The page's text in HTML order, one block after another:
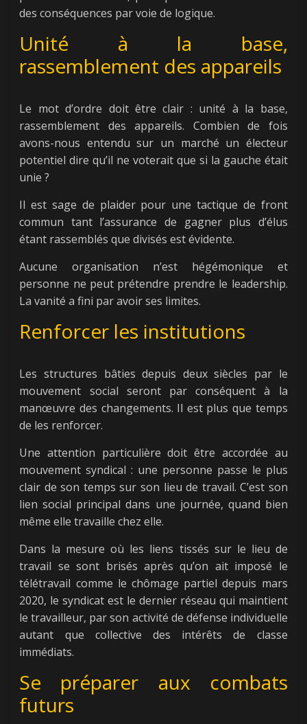
des conséquences par voie de logique.
Unité à la base,
rassemblement des appareils
Le mot d’ordre doit être clair : unité à la base,
rassemblement des appareils. Combien de fois
avons-nous entendu sur un marché un électeur
potentiel dire qu’il ne voterait que si la gauche était
unie ?
Il est sage de plaider pour une tactique de front
commun tant l’assurance de gagner plus d’élus
étant rassemblés que divisés est évidente.
Aucune organisation n’est hégémonique et
personne ne peut prétendre prendre le leadership.
La vanité a fini par avoir ses limites.
Renforcer les institutions
Les structures bâties depuis deux siècles par le
mouvement social seront par conséquent à la
manœuvre des changements. Il est plus que temps
de les renforcer.
Une attention particulière doit être accordée au
mouvement syndical : une personne passe le plus
clair de son temps sur son lieu de travail. C’est son
lien social principal dans une journée, quand bien
même elle travaille chez elle.
Dans la mesure où les liens tissés sur le lieu de
travail se sont brisés après qu’on ait imposé le
télétravail comme le chômage partiel depuis mars
2020, le syndicat est le dernier réseau qui maintient
le travailleur, par son activité de défense individuelle
autant que collective des intérêts de classe
immédiats.
Se préparer aux combats
futurs